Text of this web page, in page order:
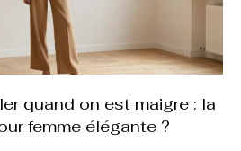
quand on est maigre : la
femme élégante ?